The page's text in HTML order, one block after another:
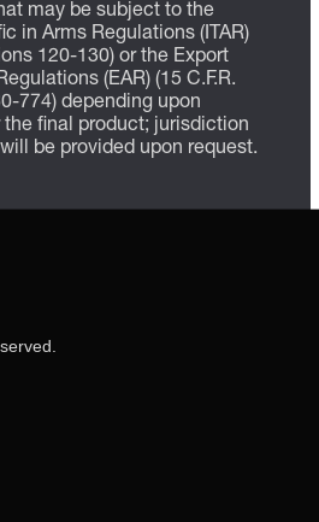
may be subject to the
in Arms Regulations (ITAR)
120-130) or the Export
(EAR) (15 C.F.R.
774) depending upon
final product; jurisdiction
be provided upon request.